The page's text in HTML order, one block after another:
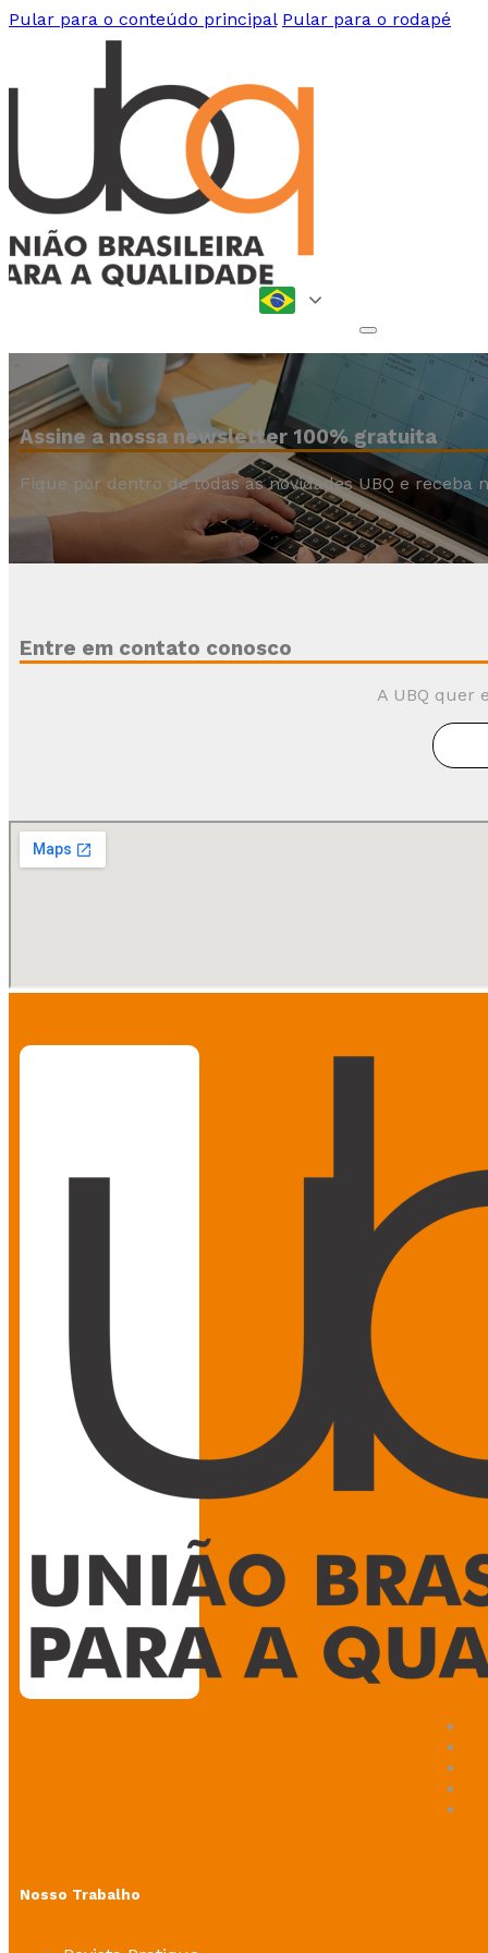
Pular para o conteúdo principal Pular para o rodapé
Assine a nossa newsletter 100% gratuita
Fique por dentro de todas as novidades UBQ e receba
Entre em contato conosco
A UBQ quer
Nosso Trabalho